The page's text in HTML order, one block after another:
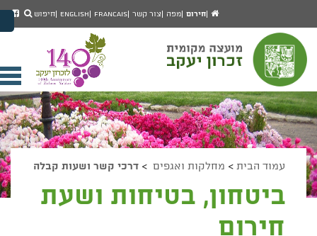
מעבר לתפריט ראשי
הגדל גודל פונט
הקטן גודל פונט
מצב ניגודיות גבוהה
מצב ניגודיות נמוכה
הצג קישורים
הצהרת נגישות
עמוד
הבית
חירום מפה צור קשר Francais
English חיפוש
עמוד הבית > מחלקות ואגפים > דרכי קשר ושעות קבלה
ביטחון, בטיחות ושעת
חירום